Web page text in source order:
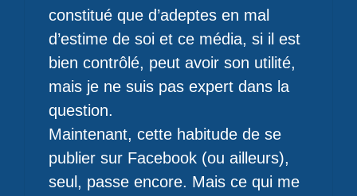
constitué que d’adeptes en mal
d’estime de soi et ce média, si il est
bien contrôlé, peut avoir son utilité,
mais je ne suis pas expert dans la
question.
Maintenant, cette habitude de se
publier sur Facebook (ou ailleurs),
seul, passe encore. Mais ce qui me